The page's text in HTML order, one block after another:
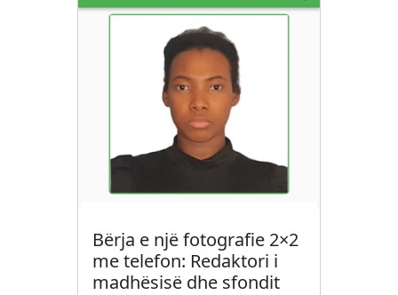
Bërja e një fotografie 2×2
me telefon: Redaktori i
madhësisë dhe sfondit